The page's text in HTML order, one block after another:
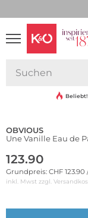
VIBES
Beliebt!
OBVIOUS
Une Vanille Eau de
123.90
Grundpreis: CHF
inkl. Mwst zzgl.